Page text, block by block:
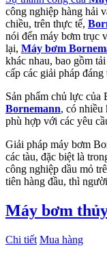
công nghiệp hàng hải
chiều, trên thực tế,
nói đến máy bơm trục
lại, Máy bơm
khác nhau, bao gồm
cấp các giải pháp
Sản phẩm chủ lực của
Bornemann, có nhiều
phù hợp với các yêu
Giải pháp máy bơm
các tàu, đặc biệt là
công nghiệp dầu mỏ
tiên hàng đầu, thì
Máy bơm
Chi tiết Mua hàng